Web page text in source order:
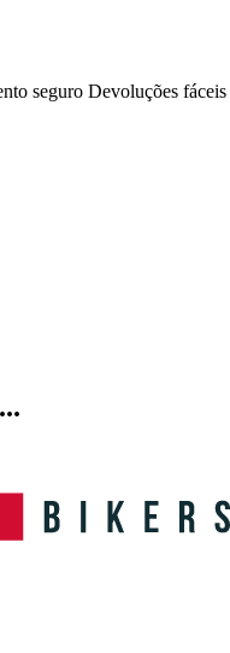
seguro Devoluções fáceis